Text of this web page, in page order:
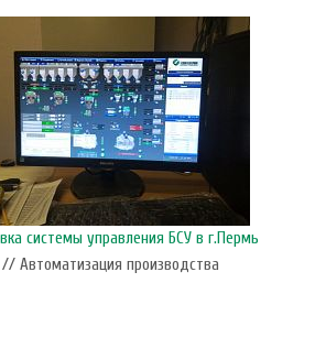
системы управления БСУ в г.Пермь
// Автоматизация производства